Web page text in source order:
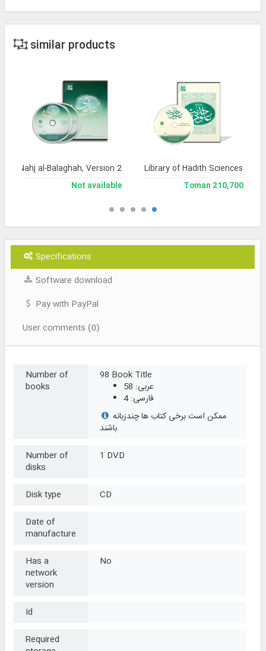
similar products
Library of Hadith Sciences
210,700 Toman
of Nahj al-Balaghah, Version 2
Not available
Specifications
Software download
Pay with PayPal
User comments (0)
Number of
books
98 Book Title
عربی: 58
فارسی: 4
باشند.
Number of
disks
1 DVD
Disk type
CD
Date of
manufacture
Has a
network
version
No
Id
Required